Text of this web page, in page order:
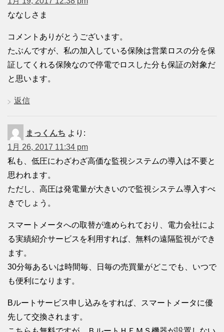
ななしさま
コメントありがとうございます。
たぶんですが、私の加入している保険は営業ロスの分を保
証してくれる保険なので停電でロスした分も保証の対象だ
と思います。
返信
まっくんち より:
1月 26, 2017 11:34 pm
私も、低圧にわざわざ高価な監視システムの導入は不要と
思われます。
ただし、高圧は発電量が大きいので監視システム導入すべ
きでしょう。
スマートメータへの取替が進められており、電力会社によ
る実績紹介サービスを利用すれば、無料の遠隔監視ができ
ます。
30分毎あるいは時間毎、日毎の売買量がどこでも、いつで
も便利になります。
Bルートサービス申し込みをすれば、スマートメータに優
先して交換されます。